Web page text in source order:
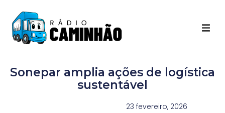
Destaques Youtube
Galeria de Fotos
Sonepar amplia ações de logística
sustentável
23 fevereiro, 2026